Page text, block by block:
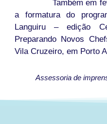
Também em
a formatura do
Languiru – edição
Preparando Novos
Vila Cruzeiro, em Porto
Assessoria de